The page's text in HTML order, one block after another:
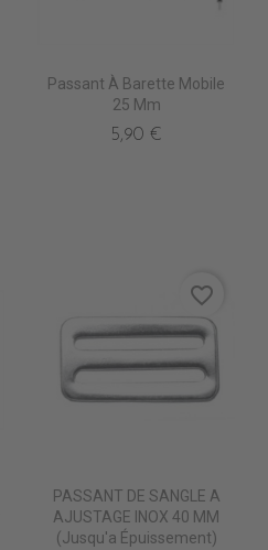
Passant À Barette Mobile
25 Mm
5,90 €
PASSANT DE SANGLE A
AJUSTAGE INOX 40 MM
(jusqu'a Épuissement)
favorite_border